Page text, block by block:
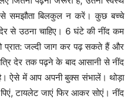
से समझौता बिलकुल न करें। कुछ बच्चे
से उठना चाहिए। 6 घंटे की नींद कम
प्रात: जल्दी जाग कर पढ़ सकते हैं और
देर तक पढ़ने के बाद आसानी से नींद
ऐसे में आप अपनी बुक्स संभालें। थोड़ा
टायलेट जाएं फिर आकर सोएं। नींद